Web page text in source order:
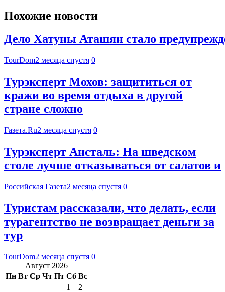
Похожие новости
Дело Хатуны Аташян стало
TourDom2 месяца спустя 0
Турэксперт Мохов: защититься от
кражи во время отдыха в другой
стране сложно
Газета.Ru2 месяца спустя 0
Турэксперт Ансталь: На шведском
столе лучше отказываться от салатов и
Российская Газета2 месяца спустя 0
Туристам рассказали, что делать, если
турагентство не возвращает деньги за
тур
TourDom2 месяца спустя 0
Август 2026
Пн Вт Ср Чт Пт Сб Вс
1
2